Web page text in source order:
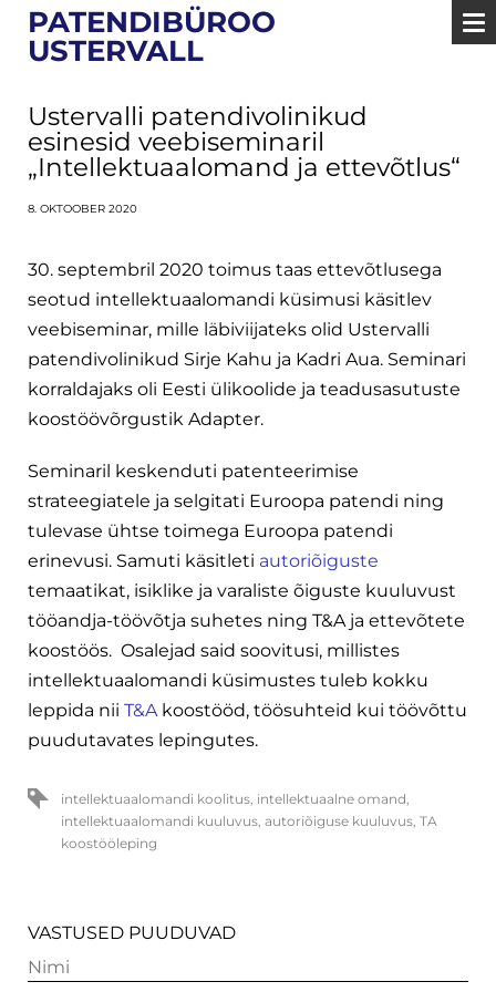
PATENDIBÜROO
USTERVALL
Ustervalli patendivolinikud
esinesid veebiseminaril
„Intellektuaalomand ja ettevõtlus“
8. OKTOOBER 2020
30. septembril 2020 toimus taas ettevõtlusega
seotud intellektuaalomandi küsimusi käsitlev
veebiseminar, mille läbiviijateks olid Ustervalli
patendivolinikud Sirje Kahu ja Kadri Aua. Seminari
korraldajaks oli Eesti ülikoolide ja teadusasutuste
koostöövõrgustik Adapter.
Seminaril keskenduti patenteerimise
strateegiatele ja selgitati Euroopa patendi ning
tulevase ühtse toimega Euroopa patendi
erinevusi. Samuti käsitleti autoriõiguste
temaatikat, isiklike ja varaliste õiguste kuuluvust
tööandja-töövõtja suhetes ning T&A ja ettevõtete
koostöös. Osalejad said soovitusi, millistes
intellektuaalomandi küsimustes tuleb kokku
leppida nii T&Akoostööd, töösuhteid kui töövõttu
puudutavates lepingutes.
intellektuaalomandi koolitus, intellektuaalne omand,
intellektuaalomandi kuuluvus, autoriõiguse kuuluvus, TA
koostööleping
VASTUSED PUUDUVAD